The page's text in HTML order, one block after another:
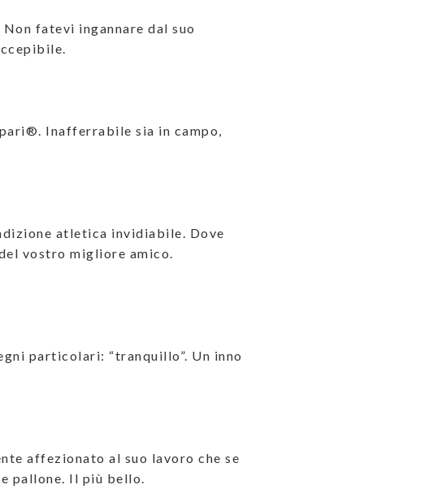
fatevi ingannare dal suo
Inafferrabile sia in campo,
atletica invidiabile. Dove
vostro migliore amico.
particolari: “tranquillo”. Un inno
affezionato al suo lavoro che se
pallone. Il più bello.